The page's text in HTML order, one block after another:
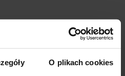
O plikach cookies
zakup? Negocjuj cenę!